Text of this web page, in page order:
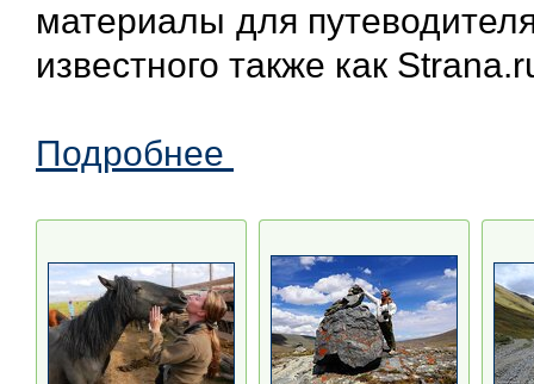
материалы для
известного также как
Подробнее